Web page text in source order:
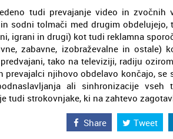
tudi prevajanje video in
sodni tolmači med drugim
igrani in drugi) kot tudi reklamna
zabavne, izobraževalne in
tako na televiziji, radiju
prevajalci njihovo obdelavo končajo,
ali sinhronizacije vseh
tudi strokovnjake, ki na zahtevo
Share Tweet